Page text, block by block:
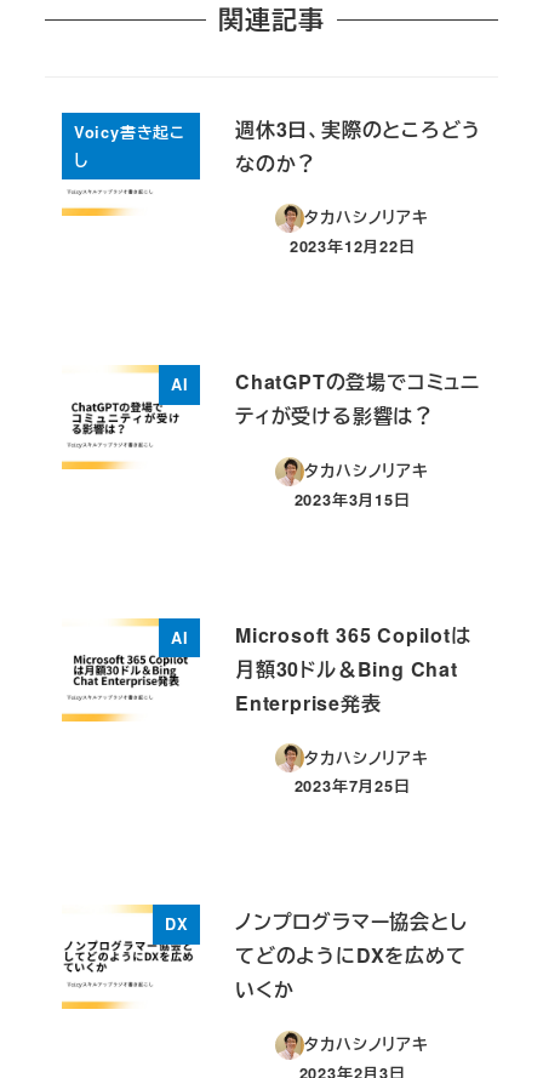
関連記事
Voicy書き起こ
し
週休3日、実際のところどう
なのか？
タカハシノリアキ
投稿日
2023年12月22日
AI
ChatGPTの登場でコミュニ
ティが受ける影響は？
タカハシノリアキ
投稿日
2023年3月15日
AI
Microsoft 365 Copilotは
月額30ドル＆Bing Chat
Enterprise発表
タカハシノリアキ
投稿日
2023年7月25日
DX
ノンプログラマー協会とし
てどのようにDXを広めて
いくか
タカハシノリアキ
2023年2月3日